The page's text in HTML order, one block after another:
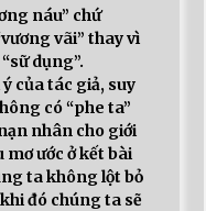
náu” chứ
vãi” thay vì
dụng”.
của tác giả, suy
có “phe ta”
nhân cho giới
mơ ước ở kết bài
ta không lột bỏ
đó chúng ta sẽ